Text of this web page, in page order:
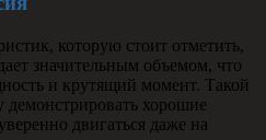
которую стоит отметить,
значительным объемом, что
и крутящий момент. Такой
демонстрировать хорошие
двигаться даже на